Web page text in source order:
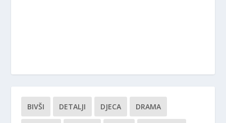
BIVŠI DETALJI DJECA DRAMA